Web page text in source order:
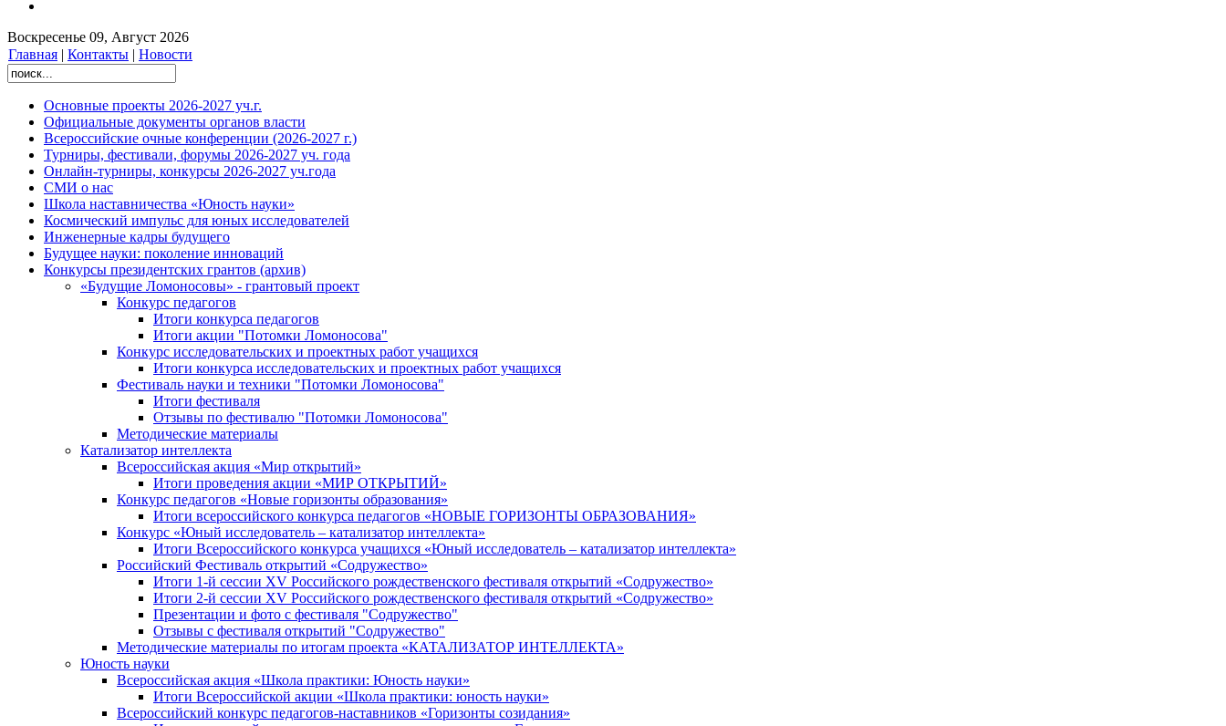
Воскресенье 09, Август 2026
Главная | Контакты | Новости
Основные проекты 2026-2027 уч.г.
Официальные документы органов власти
Всероссийские очные конференции (2026-2027 г.)
Турниры, фестивали, форумы 2026-2027 уч. года
Онлайн-турниры, конкурсы 2026-2027 уч.года
СМИ о нас
Школа наставничества «Юность науки»
Космический импульс для юных исследователей
Инженерные кадры будущего
Будущее науки: поколение инноваций
Конкурсы президентских грантов (архив)
«Будущие Ломоносовы» - грантовый проект
Конкурс педагогов
Итоги конкурса педагогов
Итоги акции "Потомки Ломоносова"
Конкурс исследовательских и проектных работ учащихся
Итоги конкурса исследовательских и проектных работ учащихся
Фестиваль науки и техники "Потомки Ломоносова"
Итоги фестиваля
Отзывы по фестивалю "Потомки Ломоносова"
Методические материалы
Катализатор интеллекта
Всероссийская акция «Мир открытий»
Итоги проведения акции «МИР ОТКРЫТИЙ»
Конкурс педагогов «Новые горизонты образования»
Итоги всероссийского конкурса педагогов «НОВЫЕ ГОРИЗОНТЫ ОБРАЗОВАНИЯ»
Конкурс «Юный исследователь – катализатор интеллекта»
Итоги Всероссийского конкурса учащихся «Юный исследователь – катализатор интеллекта»
Российский Фестиваль открытий «Содружество»
Итоги 1-й сессии XV Российского рождественского фестиваля открытий «Содружество»
Итоги 2-й сессии XV Российского рождественского фестиваля открытий «Содружество»
Презентации и фото с фестиваля "Содружество"
Отзывы с фестиваля открытий "Содружество"
Методические материалы по итогам проекта «КАТАЛИЗАТОР ИНТЕЛЛЕКТА»
Юность науки
Всероссийская акция «Школа практики: Юность науки»
Итоги Всероссийской акции «Школа практики: юность науки»
Всероссийский конкурс педагогов-наставников «Горизонты созидания»